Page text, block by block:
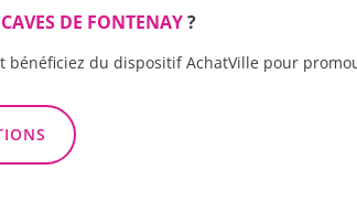
DE FONTENAY?
du dispositif AchatVille pour